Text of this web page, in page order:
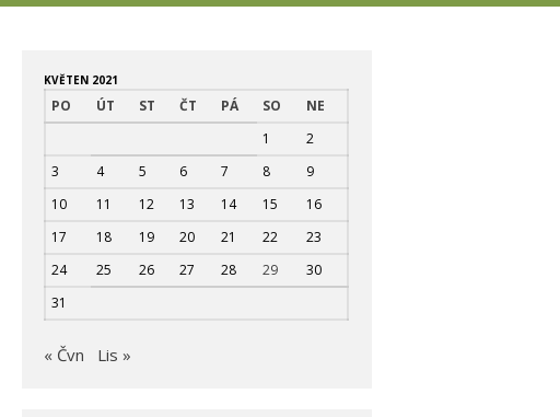
kurty,tenisový trenér, tenisová
KVĚTEN 2021
PO ÚT ST ČT PÁ SO
NE
1
2
3
4 5 6 7 8
9
10
11 12 13 14 15
16
17
18 19 20 21 22
23
24
25 26 27 28 29
30
31
« Čvn Lis »